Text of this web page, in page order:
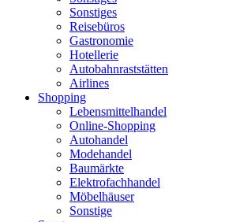
Sonstiges
Reisebüros
Gastronomie
Hotellerie
Autobahnraststätten
Airlines
Shopping
Lebensmittelhandel
Online-Shopping
Autohandel
Modehandel
Baumärkte
Elektrofachhandel
Möbelhäuser
Sonstige